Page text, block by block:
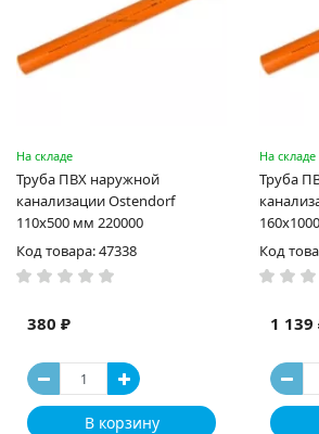
На складе
Труба ПВХ наружной
канализации Ostendorf
110х500 мм 220000
Код товара: 47338
380 ₽
В корзину
На складе
Труба
Код
1 139